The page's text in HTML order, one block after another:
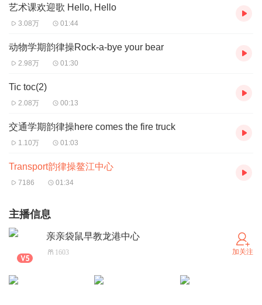
艺术课欢迎歌 Hello, Hello
3.08万 01:44
动物学期韵律操Rock-a-bye your bear
2.98万 01:30
Tic toc(2)
2.08万 00:13
交通学期韵律操here comes the fire truck
1.10万 01:03
Transport韵律操鳌江中心
7186 01:34
主播信息
亲亲袋鼠早教龙港中心
1603 加关注